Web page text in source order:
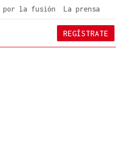
por la fusión La prensa
REGÍSTRATE